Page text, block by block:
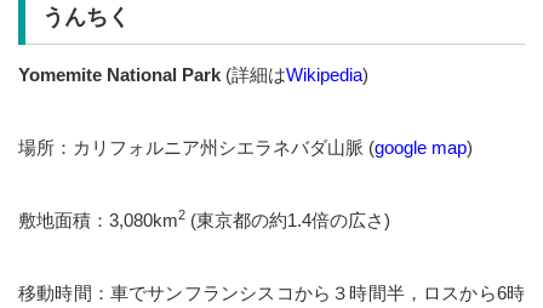
うんちく
Yomemite National Park (詳細はWikipedia)
場所：カリフォルニア州シエラネバダ山脈 (google map)
敷地面積：3,080km2 (東京都の約1.4倍の広さ)
移動時間：車でサンフランシスコから３時間半，ロスから6時